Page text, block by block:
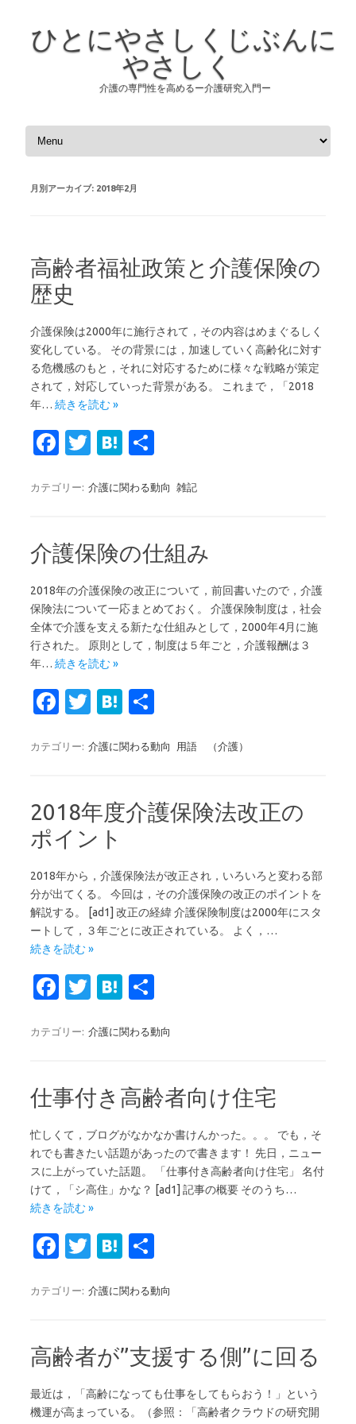
ひとにやさしくじぶんに
やさしく
介護の専門性を高めるー介護研究入門ー
コンテンツへスキップ
月別アーカイブ: 2018年2月
高齢者福祉政策と介護保険の
歴史
介護保険は2000年に施行されて，その内容はめまぐるしく
変化している。 その背景には，加速していく高齢化に対す
る危機感のもと，それに対応するために様々な戦略が策定
されて，対応していった背景がある。 これまで，「2018
年… 続きを読む »
Fa
e
o
o
k
T
it
r
H
e
a
カテゴリー: 介護に関わる動向 雑記
介護保険の仕組み
2018年の介護保険の改正について，前回書いたので，介護
保険法について一応まとめておく。 介護保険制度は，社会
全体で介護を支える新たな仕組みとして，2000年4月に施
行された。 原則として，制度は５年ごと，介護報酬は３
年… 続きを読む »
Fa
e
o
o
k
T
it
r
H
e
a
カテゴリー: 介護に関わる動向 用語 （介護）
2018年度介護保険法改正の
ポイント
2018年から，介護保険法が改正され，いろいろと変わる部
分が出てくる。 今回は，その介護保険の改正のポイントを
解説する。 [ad1] 改正の経緯 介護保険制度は2000年にスタ
ートして，３年ごとに改正されている。 よく，…
続きを読む »
Fa
e
o
o
k
T
it
r
H
e
a
カテゴリー: 介護に関わる動向
仕事付き高齢者向け住宅
忙しくて，ブログがなかなか書けんかった。。。 でも，そ
れでも書きたい話題があったので書きます！ 先日，ニュー
スに上がっていた話題。 「仕事付き高齢者向け住宅」 名付
けて，「シ高住」かな？ [ad1] 記事の概要 そのうち…
続きを読む »
Fa
e
o
o
k
T
it
r
H
e
a
カテゴリー: 介護に関わる動向
高齢者が”支援する側”に回る
最近は，「高齢になっても仕事をしてもらおう！」という
機運が高まっている。（参照：「高齢者クラウドの研究開